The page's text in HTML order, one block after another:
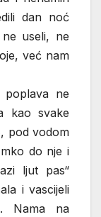
dan noć
useli, ne
već nam
ne
kao svake
pod vodom
do nje i
ljut pas“
i vascijeli
Nama na